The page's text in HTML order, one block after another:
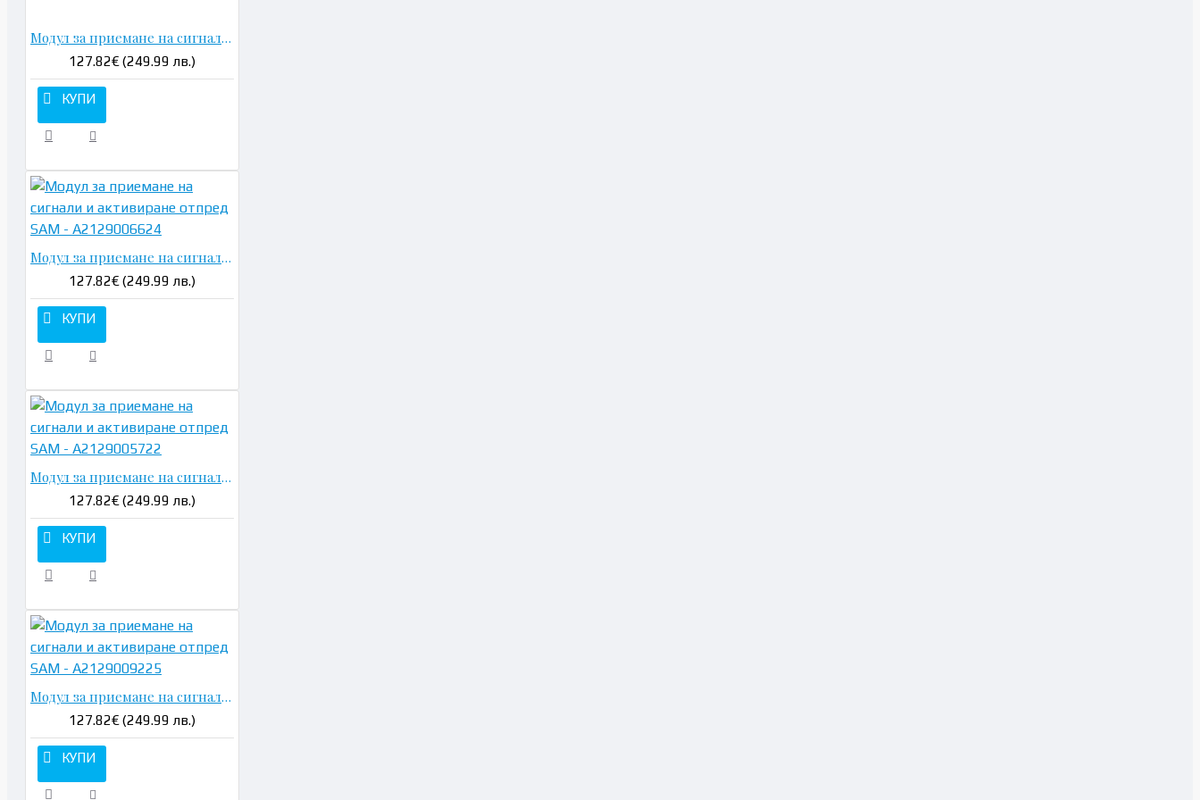
Модул за приемане на сигнали и активиране отпред SAM - A2129006924
127.82€ (249.99 лв.)
КУПИ
Модул за приемане на сигнали и активиране отпред SAM - A2129006624
127.82€ (249.99 лв.)
КУПИ
Модул за приемане на сигнали и активиране отпред SAM - A2129005722
127.82€ (249.99 лв.)
КУПИ
Модул за приемане на сигнали и активиране отпред SAM - A2129009225
127.82€ (249.99 лв.)
КУПИ